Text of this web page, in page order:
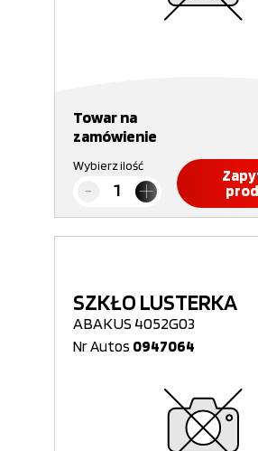
Towar na
zamówienie
Wybierz ilość
SZKŁO LUSTERKA
ABAKUS 4052G03
Nr Autos 0947064